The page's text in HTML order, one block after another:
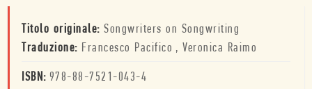
Titolo originale: Songwriters on Songwriting
Traduzione: Francesco Pacifico , Veronica Raimo
ISBN: 978-88-7521-043-4